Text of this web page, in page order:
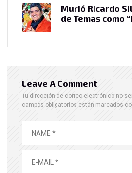
Murió Ricardo
de Temas como
Leave A Comment
Tu dirección de correo electrónico no
campos obligatorios están marcados